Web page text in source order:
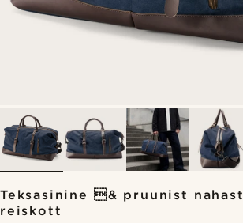
Teksasinine & pruunist nahast
reiskott